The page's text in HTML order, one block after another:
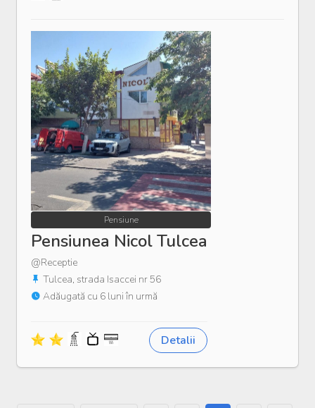
Pensiune
Pensiunea Nicol Tulcea
@Receptie
Tulcea, strada Isaccei nr 56
Adăugată cu 6 luni în urmă
Detalii